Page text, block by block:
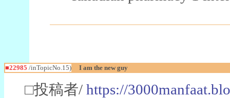
■22985 /inTopicNo.15) I am the new guy
□投稿者/ https://